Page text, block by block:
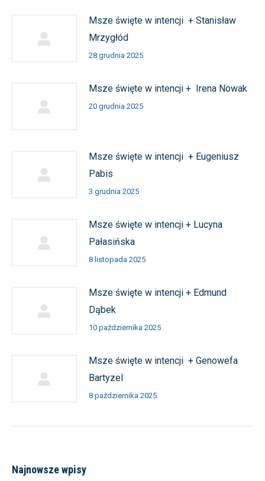
Msze święte w intencji + Stanisław
Mrzygłód
28 grudnia 2025
Msze święte w intencji + Irena Nowak
20 grudnia 2025
Msze święte w intencji + Eugeniusz
Pabis
3 grudnia 2025
Msze święte w intencji + Lucyna
Pałasińska
8 listopada 2025
Msze święte w intencji + Edmund
Dąbek
10 października 2025
Msze święte w intencji + Genowefa
Bartyzel
8 października 2025
Najnowsze wpisy